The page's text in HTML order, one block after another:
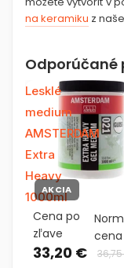
na keramiku z
Odporúčané
Lesklé
medium
AMSTERDAM
Extra
Heavy
1000ml
AKCIA
Cena po
zľave
33,20 €
cena